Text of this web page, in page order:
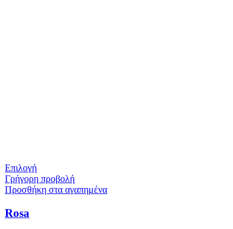
Επιλογή
Γρήγορη προβολή
Προσθήκη στα αγαπημένα
Rosa